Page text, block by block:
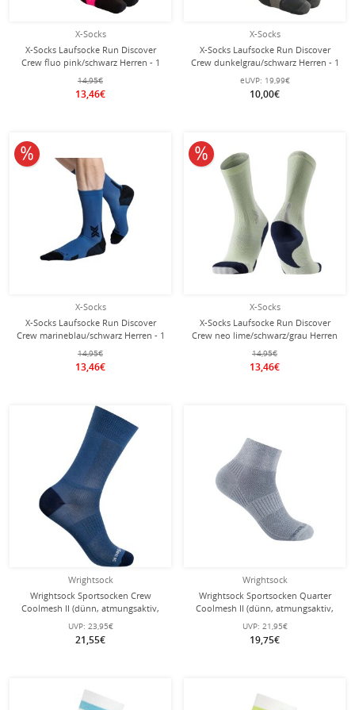
X-Socks
X-Socks Laufsocke Run Discover
Crew fluo pink/schwarz Herren - 1
Paar
14,95€
13,46€
X-Socks
X-Socks Laufsocke Run Discover
Crew dunkelgrau/schwarz Herren - 1
Paar
eUVP: 19,99€
10,00€
X-Socks
X-Socks Laufsocke Run Discover
Crew marineblau/schwarz Herren - 1
Paar
14,95€
13,46€
10% reduziert
X-Socks
X-Socks Laufsocke Run Discover
Crew neo lime/schwarz/grau Herren
- 1 Paar
14,95€
13,46€
10% reduziert
Wrightsock
Wrightsock Sportsocken Crew
Coolmesh II (dünn, atmungsaktiv,
bequem) seeblau/navyblau - 1 Paar
UVP: 23,95€
21,55€
Wrightsock
Wrightsock Sportsocken Quarter
Coolmesh II (dünn, atmungsaktiv,
bequem) hellgrau - 1 Paar
UVP: 21,95€
19,75€